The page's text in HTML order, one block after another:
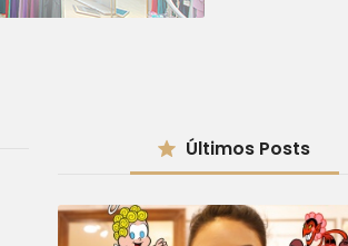
Últimos Posts